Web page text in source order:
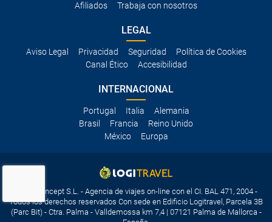
Afiliados
Trabaja con nosotros
LEGAL
Aviso Legal Privacidad Seguridad
Política de Cookies
Canal Ético
Accesibilidad
INTERNACIONAL
Portugal Italia
Alemania
Brasil
Francia
Reino Unido
México
Europa
Travelconcept S.L. - Agencia de viajes on-line con el CI. BAL 471, 2004 -
Todos los derechos reservados Con sede en Edificio Logitravel, Parcela 3B
(Parc Bit) - Ctra. Palma - Valldemossa km 7,4 | 07121 Palma de Mallorca -